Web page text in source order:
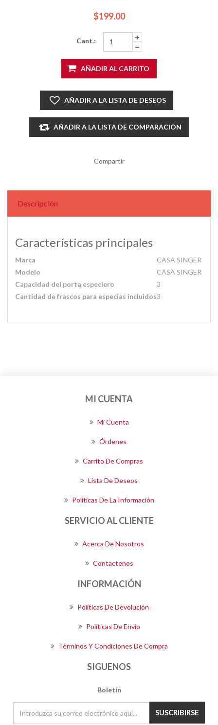
$199.00
Cant.:
AÑADIR AL CARRITO
AÑADIR A LA LISTA DE DESEOS
AÑADIR A LA LISTA DE COMPARACIÓN
Compartir
Descripción
Características principales
Marca
CASA SINGER
Modelo
CASA SINGER
Capacidad del porta especiero
3
Cantidad de frascos para especias incluidos3
MI CUENTA
Mi Cuenta
Órdenes
Carrito De Compras
Lista De Deseos
Políticas De La Información
SERVICIO AL CLIENTE
Acerca De Nosotros
Contactenos
INFORMACIÓN
Políticas De Devolución
Políticas De Envío
Términos Y Condiciones De Compra
SIGUENOS
Boletín
SUSCRIBIRSE